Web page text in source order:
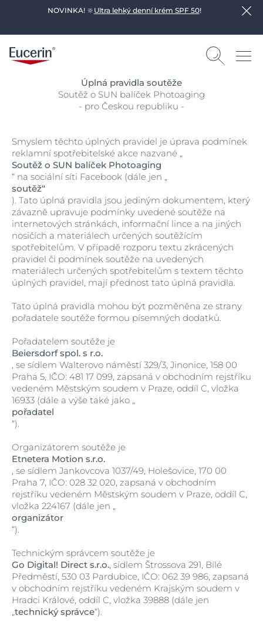
NOVINKA! 🔆 Ultra lehký denní krém SPF 50!
Úplná pravidla soutěže
Soutěž o SUN balíček Photoaging
- pro Českou republiku -
Smyslem těchto úplných pravidel je úprava podmínek
reklamní spotřebitelské akce nazvané „
Soutěž o SUN balíček Photoaging
“ na sociální síti Facebook (dále jen „
soutěž“
). Tato úplná pravidla jsou jediným dokumentem, který
závazně upravuje podmínky uvedené soutěže na
internetových stránkách, informační lince a na jiných
nosičích a materiálech určených soutěžícím
spotřebitelům. V případě rozporu textu zkrácených
pravidel či podmínek soutěže na uvedených
materiálech určených spotřebitelům s textem těchto
úplných pravidel, mají přednost tato úplná pravidla.
Tato úplná pravidla mohou být pozměněna ze strany
pořadatele soutěže formou písemných dodatků.
Pořadatelem soutěže je
Beiersdorf spol. s r.o.
, se sídlem Walterovo náměstí 329/3, Jinonice, 158 00
Praha 5, IČO: 481 17 099, zapsaná v obchodním rejstříku
vedeném Městským soudem v Praze, oddíl C, vložka
16933 (dále a výše také jako „
pořadatel
“).
Organizátorem soutěže je
Etnetera Motion s.r.o.
, se sídlem Jankovcova 1037/49, Holešovice, 170 00
Praha 7, IČO: 028 32 020, zapsaná v obchodním
rejstříku vedeném Městským soudem v Praze, oddíl C,
vložka 224167 (dále jen „
organizátor
“).
Technickým správcem soutěže je
Go Digital! Direct s.r.o., sídlem Štrossova 291, Bílé
Předměstí, 530 03 Pardubice, IČO: 062 39 986, zapsaná
v obchodním rejstříku vedeném Krajským soudem v
Hradci Králové, oddíl C, vložka 39888 (dále jen
„technický správce“).